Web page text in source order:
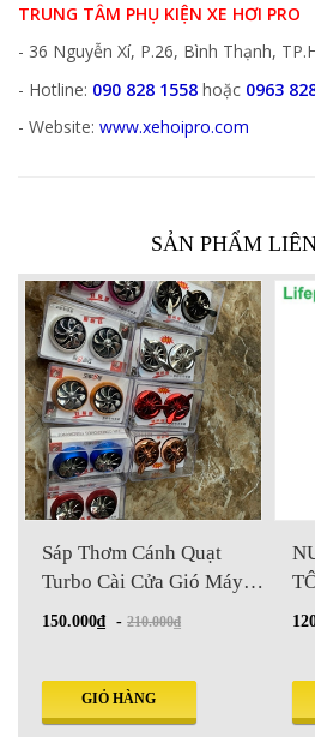
TRUNG TÂM PHỤ KIỆN XE HƠI PRO
- 36 Nguyễn Xí, P.26, Bình Thạnh,
- Hotline: 090 828 1558 hoặc 0963
- Website: www.xehoipro.com
SẢN PHẨM
Sáp Thơm Cánh Quạt
Turbo Cài Cửa Gió Máy
Lạnh
150.000₫ - 210.000₫
GIỎ HÀNG